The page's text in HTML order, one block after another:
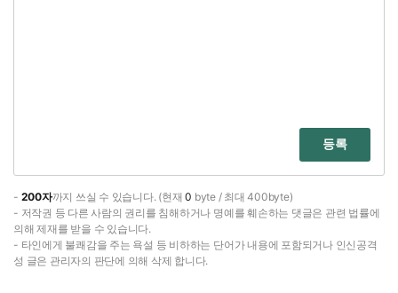
등록
- 200자까지 쓰실 수 있습니다. (현재0 byte / 최대 400byte)
- 저작권 등 다른 사람의 권리를 침해하거나 명예를 훼손하는 댓글은 관련 법률에
의해 제재를 받을 수 있습니다.
- 타인에게 불쾌감을 주는 욕설 등 비하하는 단어가 내용에 포함되거나 인신공격
성 글은 관리자의 판단에 의해 삭제 합니다.